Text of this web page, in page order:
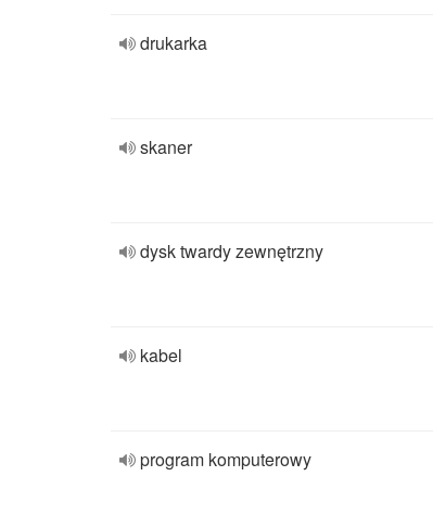
drukarka
skaner
dysk twardy zewnętrzny
kabel
program komputerowy